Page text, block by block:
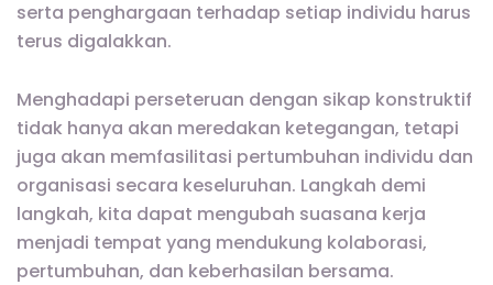
serta penghargaan terhadap setiap individu harus
terus digalakkan.
Menghadapi perseteruan dengan sikap konstruktif
tidak hanya akan meredakan ketegangan, tetapi
juga akan memfasilitasi pertumbuhan individu dan
organisasi secara keseluruhan. Langkah demi
langkah, kita dapat mengubah suasana kerja
menjadi tempat yang mendukung kolaborasi,
pertumbuhan, dan keberhasilan bersama.